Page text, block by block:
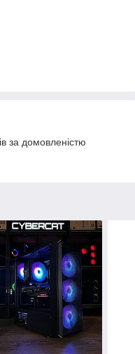
за домовленістю